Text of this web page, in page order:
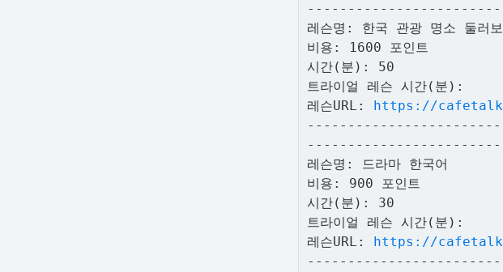
레슨명: 한국 관광 명소 둘러보
비용: 1600 포인트
시간(분): 50
트라이얼 레슨 시간(분):
레슨URL: https://
레슨명: 드라마 한국어
비용: 900 포인트
시간(분): 30
트라이얼 레슨 시간(분):
레슨URL: https://